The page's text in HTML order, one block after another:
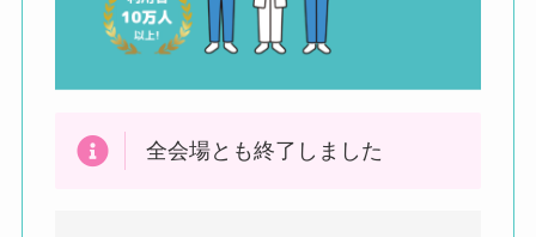
全会場とも終了しました